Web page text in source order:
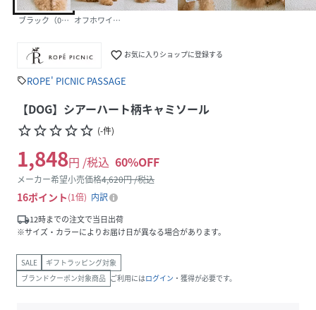
ブラック（01） オフホワイト（15）
favorite_border お気に入りショップに登録する
sellROPE' PICNIC PASSAGE
【DOG】シアーハート柄キャミソール
star_borderstar_borderstar_borderstar_borderstar_border (-件)
1,848円 /税込 60%OFF
メーカー希望小売価格4,620円 /税込
16ポイント 1倍
内訳
local_shipping12時までの注文で当日出荷
※サイズ・カラーによりお届け日が異なる場合があります。
SALE
ギフトラッピング対象
ブランドクーポン対象商品 ご利用にはログイン ・獲得が必要です。